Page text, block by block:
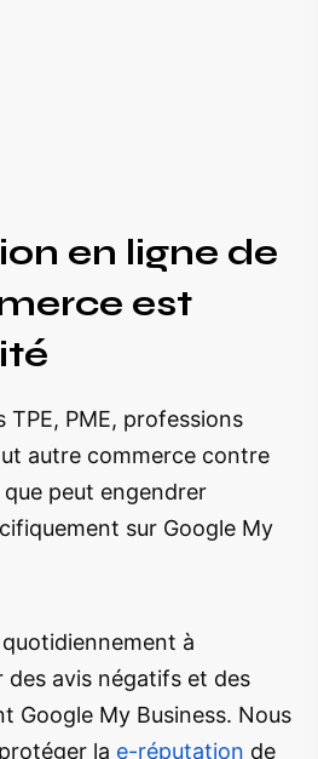
en ligne de
est
TPE, PME, professions
autre commerce contre
peut engendrer
sur Google My
à
des avis négatifs et des
Google My Business. Nous
la e-réputation de